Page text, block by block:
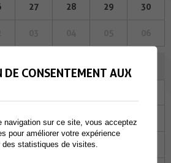
27 28 29 30
AOÛT 2023
03 04
10 11
DE CONSENTEMENT AUX
navigation sur ce site, vous acceptez
pour améliorer votre expérience
statistiques de visites.